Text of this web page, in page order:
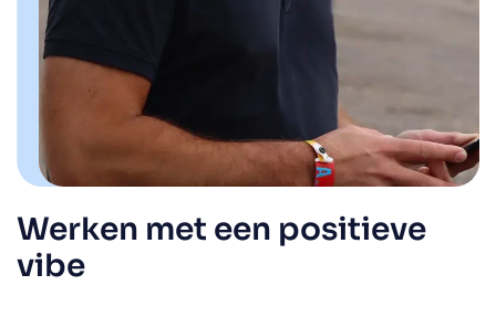
Werken met een positieve
vibe